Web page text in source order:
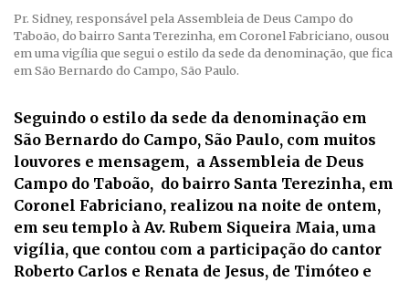
Pr. Sidney, responsável pela Assembleia de Deus Campo do
Taboão, do bairro Santa Terezinha, em Coronel Fabriciano, ousou
em uma vigília que segui o estilo da sede da denominação, que fica
em São Bernardo do Campo, São Paulo.
Seguindo o estilo da sede da denominação em
São Bernardo do Campo, São Paulo, com muitos
louvores e mensagem, a Assembleia de Deus
Campo do Taboão, do bairro Santa Terezinha, em
Coronel Fabriciano, realizou na noite de ontem,
em seu templo à Av. Rubem Siqueira Maia, uma
vigília, que contou com a participação do cantor
Roberto Carlos e Renata de Jesus, de Timóteo e